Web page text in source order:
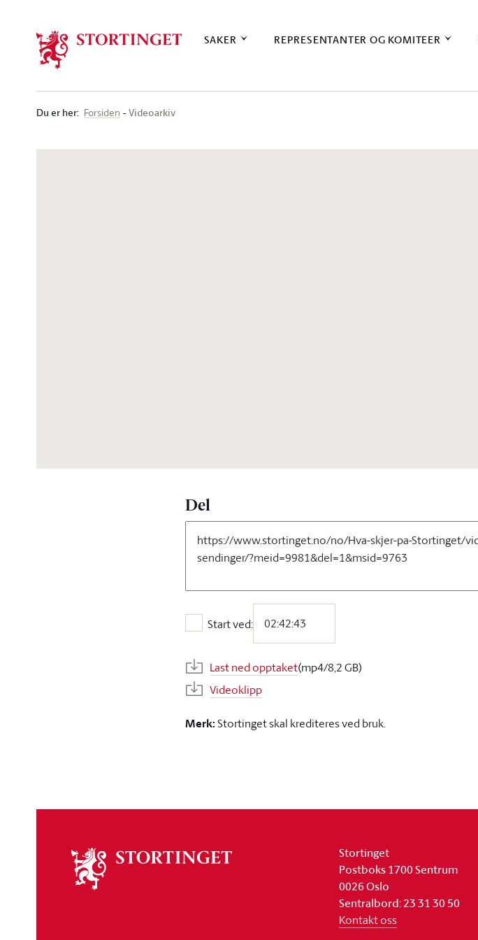
SAKER REPRESENTANTER OG KOMITEER
Du er her: Forsiden Videoarkiv
Del
Start ved:
Start ved:
Last ned opptaket(mp4/8,2 GB)
Videoklipp
Merk:Stortinget skal krediteres ved bruk.
stortinget
Stortinget
Postboks 1700 Sentrum
0026 Oslo
Sentralbord: 23 31 30 50
Kontakt oss